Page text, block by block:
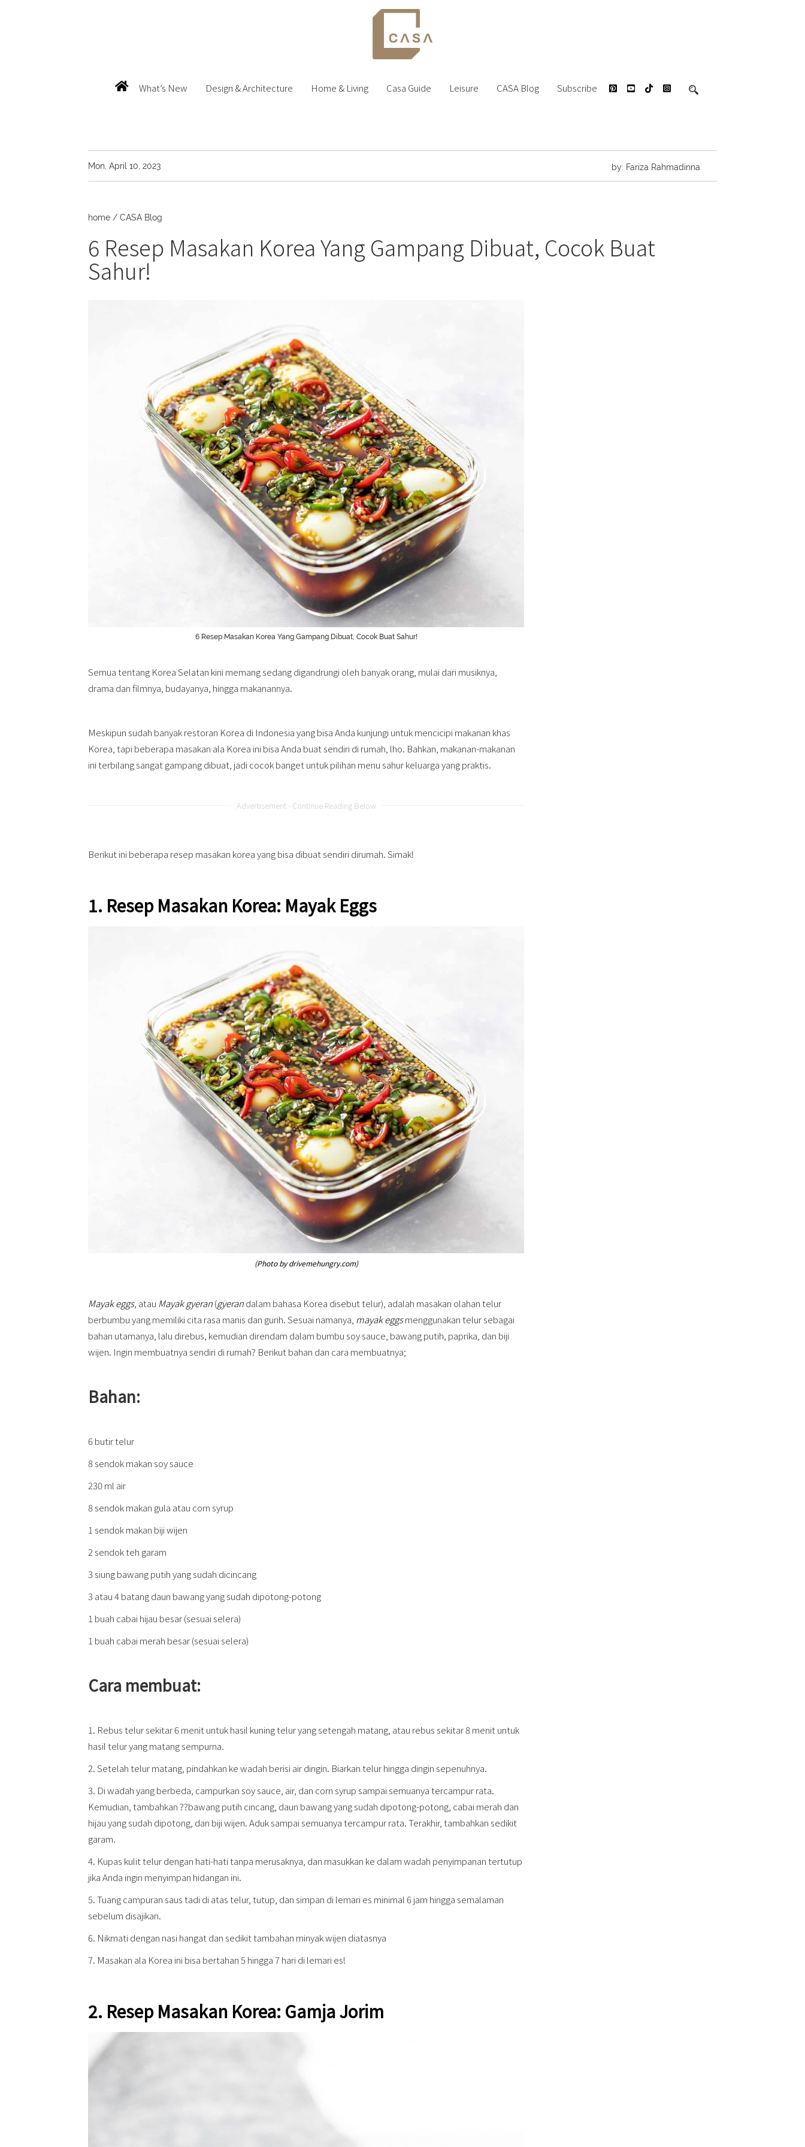
What’s New Design & Architecture Home & Living Casa Guide Leisure CASA Blog Subscribe
Mon, April 10, 2023 by: Fariza Rahmadinna
home / CASA Blog
6 Resep Masakan Korea Yang Gampang Dibuat, Cocok Buat
Sahur!
6 Resep Masakan Korea Yang Gampang Dibuat, Cocok Buat Sahur!
Semua tentang Korea Selatan kini memang sedang digandrungi oleh banyak orang, mulai dari musiknya,
drama dan filmnya, budayanya, hingga makanannya.
Meskipun sudah banyak restoran Korea di Indonesia yang bisa Anda kunjungi untuk mencicipi makanan khas
Korea, tapi beberapa masakan ala Korea ini bisa Anda buat sendiri di rumah, lho. Bahkan, makanan-makanan
ini terbilang sangat gampang dibuat, jadi cocok banget untuk pilihan menu sahur keluarga yang praktis.
Advertisement - Continue Reading Below
Berikut ini beberapa resep masakan korea yang bisa dibuat sendiri dirumah. Simak!
1. Resep Masakan Korea: Mayak Eggs
(Photo by drivemehungry.com)
Mayak eggs, atau Mayak gyeran(gyerandalam bahasa Korea disebut telur), adalah masakan olahan telur
berbumbu yang memiliki cita rasa manis dan gurih. Sesuai namanya, mayak eggsmenggunakan telur sebagai
bahan utamanya, lalu direbus, kemudian direndam dalam bumbu soy sauce, bawang putih, paprika, dan biji
wijen. Ingin membuatnya sendiri di rumah? Berikut bahan dan cara membuatnya;
Bahan:
6 butir telur
8 sendok makan soy sauce
230 ml air
8 sendok makan gula atau corn syrup
1 sendok makan biji wijen
2 sendok teh garam
3 siung bawang putih yang sudah dicincang
3 atau 4 batang daun bawang yang sudah dipotong-potong
1 buah cabai hijau besar (sesuai selera)
1 buah cabai merah besar (sesuai selera)
Cara membuat:
1. Rebus telur sekitar 6 menit untuk hasil kuning telur yang setengah matang, atau rebus sekitar 8 menit untuk
hasil telur yang matang sempurna.
2. Setelah telur matang, pindahkan ke wadah berisi air dingin. Biarkan telur hingga dingin sepenuhnya.
3. Di wadah yang berbeda, campurkan soy sauce, air, dan corn syrup sampai semuanya tercampur rata.
Kemudian, tambahkan ??bawang putih cincang, daun bawang yang sudah dipotong-potong, cabai merah dan
hijau yang sudah dipotong, dan biji wijen. Aduk sampai semuanya tercampur rata. Terakhir, tambahkan sedikit
garam.
4. Kupas kulit telur dengan hati-hati tanpa merusaknya, dan masukkan ke dalam wadah penyimpanan tertutup
jika Anda ingin menyimpan hidangan ini.
5. Tuang campuran saus tadi di atas telur, tutup, dan simpan di lemari es minimal 6 jam hingga semalaman
sebelum disajikan.
6. Nikmati dengan nasi hangat dan sedikit tambahan minyak wijen diatasnya
7. Masakan ala Korea ini bisa bertahan 5 hingga 7 hari di lemari es!
2. Resep Masakan Korea: Gamja Jorim